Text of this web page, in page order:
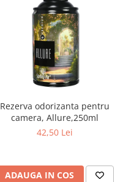
Rezerva odorizanta pentru
camera, Allure,250ml
42,50 Lei
ADAUGA IN COS